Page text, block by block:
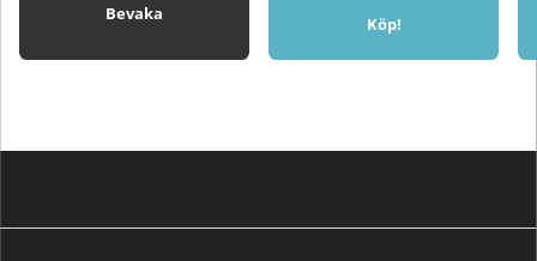
Bevaka Köp!